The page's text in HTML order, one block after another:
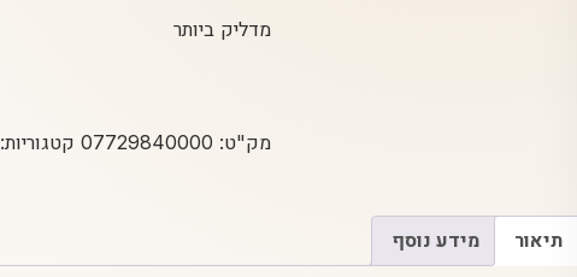
מדליק ביותר
מק"ט: 07729840000 קטגוריות:
תיאור מידע נוסף